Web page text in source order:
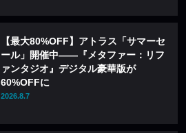
【最大80%OFF】アトラス「サマーセ
ール」開催中——『メタファー：リフ
ァンタジオ』デジタル豪華版が
60%OFFに
2026.8.7